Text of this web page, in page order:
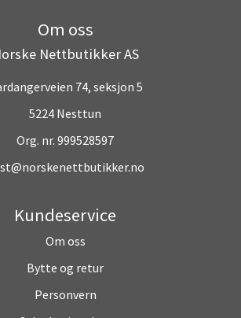
Om oss
Nettbutikker AS
74, seksjon 5
5224 Nesttun
Org. nr. 999528597
Kundeservice
Om oss
Bytte og retur
Personvern